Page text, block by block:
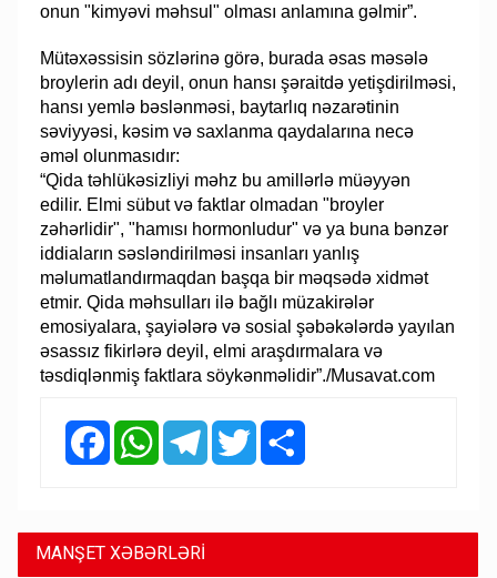
onun "kimyəvi məhsul" olması anlamına gəlmir”.
Mütəxəssisin sözlərinə görə, burada əsas məsələ
broylerin adı deyil, onun hansı şəraitdə yetişdirilməsi,
hansı yemlə bəslənməsi, baytarlıq nəzarətinin
səviyyəsi, kəsim və saxlanma qaydalarına necə
əməl olunmasıdır:
“Qida təhlükəsizliyi məhz bu amillərlə müəyyən
edilir. Elmi sübut və faktlar olmadan "broyler
zəhərlidir", "hamısı hormonludur" və ya buna bənzər
iddiaların səsləndirilməsi insanları yanlış
məlumatlandırmaqdan başqa bir məqsədə xidmət
etmir. Qida məhsulları ilə bağlı müzakirələr
emosiyalara, şayiələrə və sosial şəbəkələrdə yayılan
əsassız fikirlərə deyil, elmi araşdırmalara və
təsdiqlənmiş faktlara söykənməlidir”./Musavat.com
FacebookWhatsAppTelegramTwitter
MANŞET XƏBƏRLƏRİ